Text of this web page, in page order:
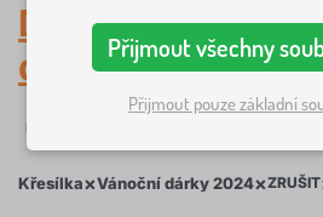
Dětská křesílka,
dárky 2024
Filtrování
Křesílka×Vánoční dárky 2024×ZRUŠIT
Přijmout všechny
Přijmout pouze základní